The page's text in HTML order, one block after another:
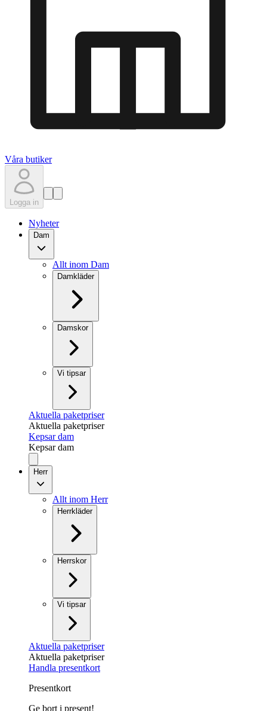
Våra butiker
Logga in
Nyheter
Dam
Allt inom Dam
Damkläder
Damskor
Vi tipsar
Aktuella paketpriser
Aktuella paketpriser
Kepsar dam
Kepsar dam
Herr
Allt inom Herr
Herrkläder
Herrskor
Vi tipsar
Aktuella paketpriser
Aktuella paketpriser
Handla presentkort
Presentkort
Ge bort i present!